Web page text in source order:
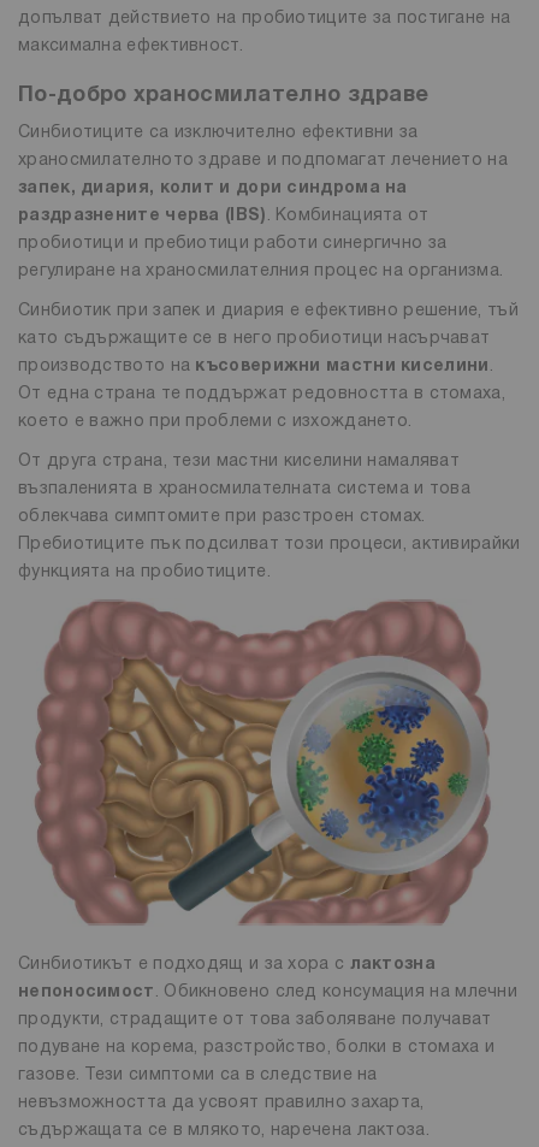
допълват действието на пробиотиците за постигане на
максимална ефективност.
По-добро храносмилателно здраве
Синбиотиците са изключително ефективни за
храносмилателното здраве и подпомагат лечението на
запек, диария, колит и дори синдрома на
раздразнените черва (IBS)
. Комбинацията от
пробиотици и пребиотици работи синергично за
регулиране на храносмилателния процес на организма.
Синбиотик при запек и диария е ефективно решение, тъй
като съдържащите се в него пробиотици насърчават
производството на късоверижни мастни киселини
От една страна те поддържат редовността в стомаха,
което е важно при проблеми с изхождането.
От друга страна, тези мастни киселини намаляват
възпаленията в храносмилателната система и това
облекчава симптомите при разстроен стомах.
Пребиотиците пък подсилват този процеси, активирайки
функцията на пробиотиците.
Синбиотикът е подходящ и за хора с лактозна
непоносимост . Обикновено след консумация на млечни
продукти, страдащите от това заболяване получават
подуване на корема, разстройство, болки в стомаха и
газове. Тези симптоми са в следствие на
невъзможността да усвоят правилно захарта,
съдържащата се в млякото, наречена лактоза.